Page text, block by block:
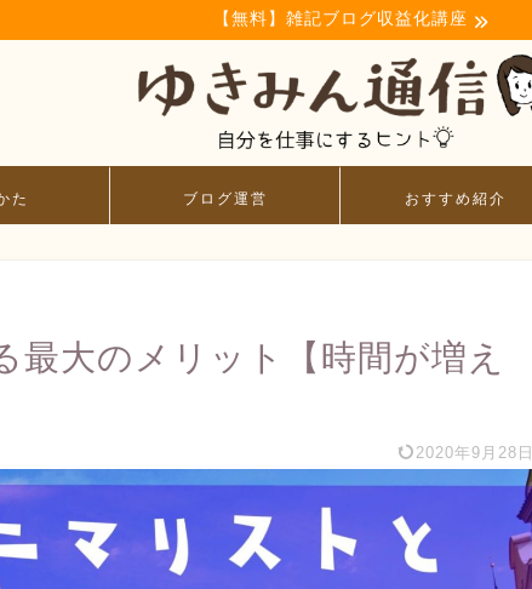
【無料】雑記ブログ収益化講座
た ブログ運営 おすすめ紹介
最大のメリット【時間が増え
2020年9月28日